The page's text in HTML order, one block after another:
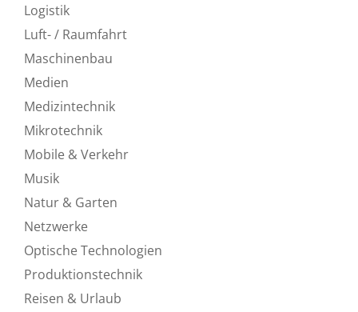
Logistik
Luft- / Raumfahrt
Maschinenbau
Medien
Medizintechnik
Mikrotechnik
Mobile & Verkehr
Musik
Natur & Garten
Netzwerke
Optische Technologien
Produktionstechnik
Reisen & Urlaub